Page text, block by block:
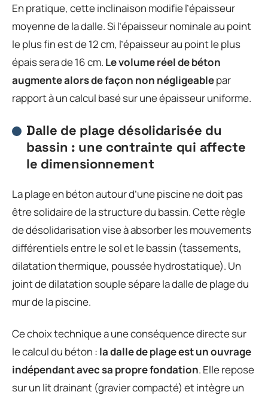
En pratique, cette inclinaison modifie l’épaisseur
moyenne de la dalle. Si l’épaisseur nominale au point
le plus fin est de 12 cm, l’épaisseur au point le plus
épais sera de 16 cm. Le volume réel de béton
augmente alors de façon non négligeablepar
rapport à un calcul basé sur une épaisseur uniforme.
Dalle de plage désolidarisée du
bassin : une contrainte qui affecte
le dimensionnement
La plage en béton autour d’une piscine ne doit pas
être solidaire de la structure du bassin. Cette règle
de désolidarisation vise à absorber les mouvements
différentiels entre le sol et le bassin (tassements,
dilatation thermique, poussée hydrostatique). Un
joint de dilatation souple sépare la dalle de plage du
mur de la piscine.
Ce choix technique a une conséquence directe sur
le calcul du béton : la dalle de plage est un ouvrage
indépendant avec sa propre fondation. Elle repose
sur un lit drainant (gravier compacté) et intègre un